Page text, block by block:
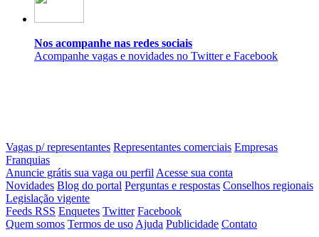
Nos acompanhe nas redes sociais
Acompanhe vagas e novidades no Twitter e Facebook
Vagas p/ representantes Representantes comerciais Empresas
Franquias
Anuncie grátis sua vaga ou perfil Acesse sua conta
Novidades Blog do portal Perguntas e respostas Conselhos regionais
Legislação vigente
Feeds RSS Enquetes Twitter Facebook
Quem somos Termos de uso Ajuda Publicidade Contato